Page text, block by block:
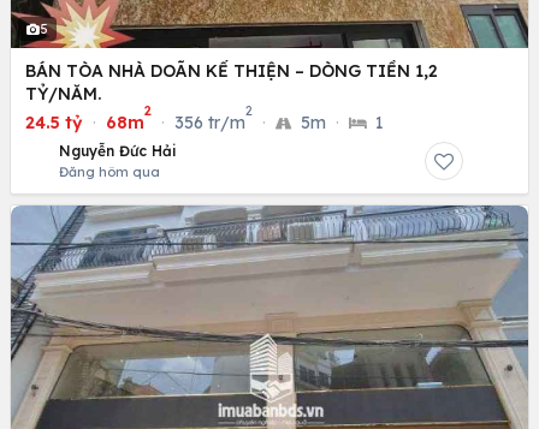
5
BÁN TÒA NHÀ DOÃN KẾ THIỆN – DÒNG TIỀN 1,2
TỶ/NĂM.
24.5 tỷ · 68m
2
· 356 tr/m
2
· 5m · 1
Nguyễn Đức Hải
Đăng hôm qua